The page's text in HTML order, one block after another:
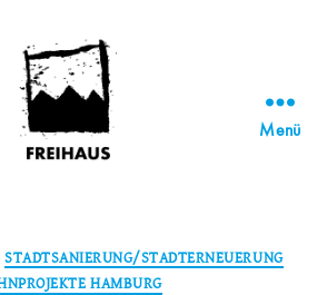
STATTBAU
HAMBURG
Menü
Kategorien
STADTSANIERUNG/STADTERNEUERUNG
HAMBURG